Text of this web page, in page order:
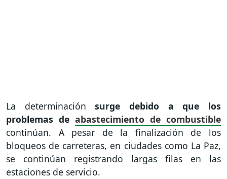
La determinaciónsurge debido a que los
problemas de abastecimiento de combustible
continúan. A pesar de la finalización de los
bloqueos de carreteras, en ciudades como La Paz,
se continúan registrando largas filas en las
estaciones de servicio.